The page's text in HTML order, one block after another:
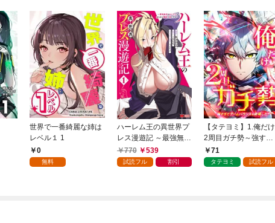
世界で一番綺麗な姉は
レベル１ 1
0
無料
ハーレム王の異世界プ
レス漫遊記 ～最強無双
のおじさんはあらゆる
種族を嫁にする～（コ
770 539
試読フル 割引
【タテヨミ】1.俺だけ
2周目ガチ勢～強すぎ
てゲームバランスを破
壊した～
71
タテヨミ 試読フル